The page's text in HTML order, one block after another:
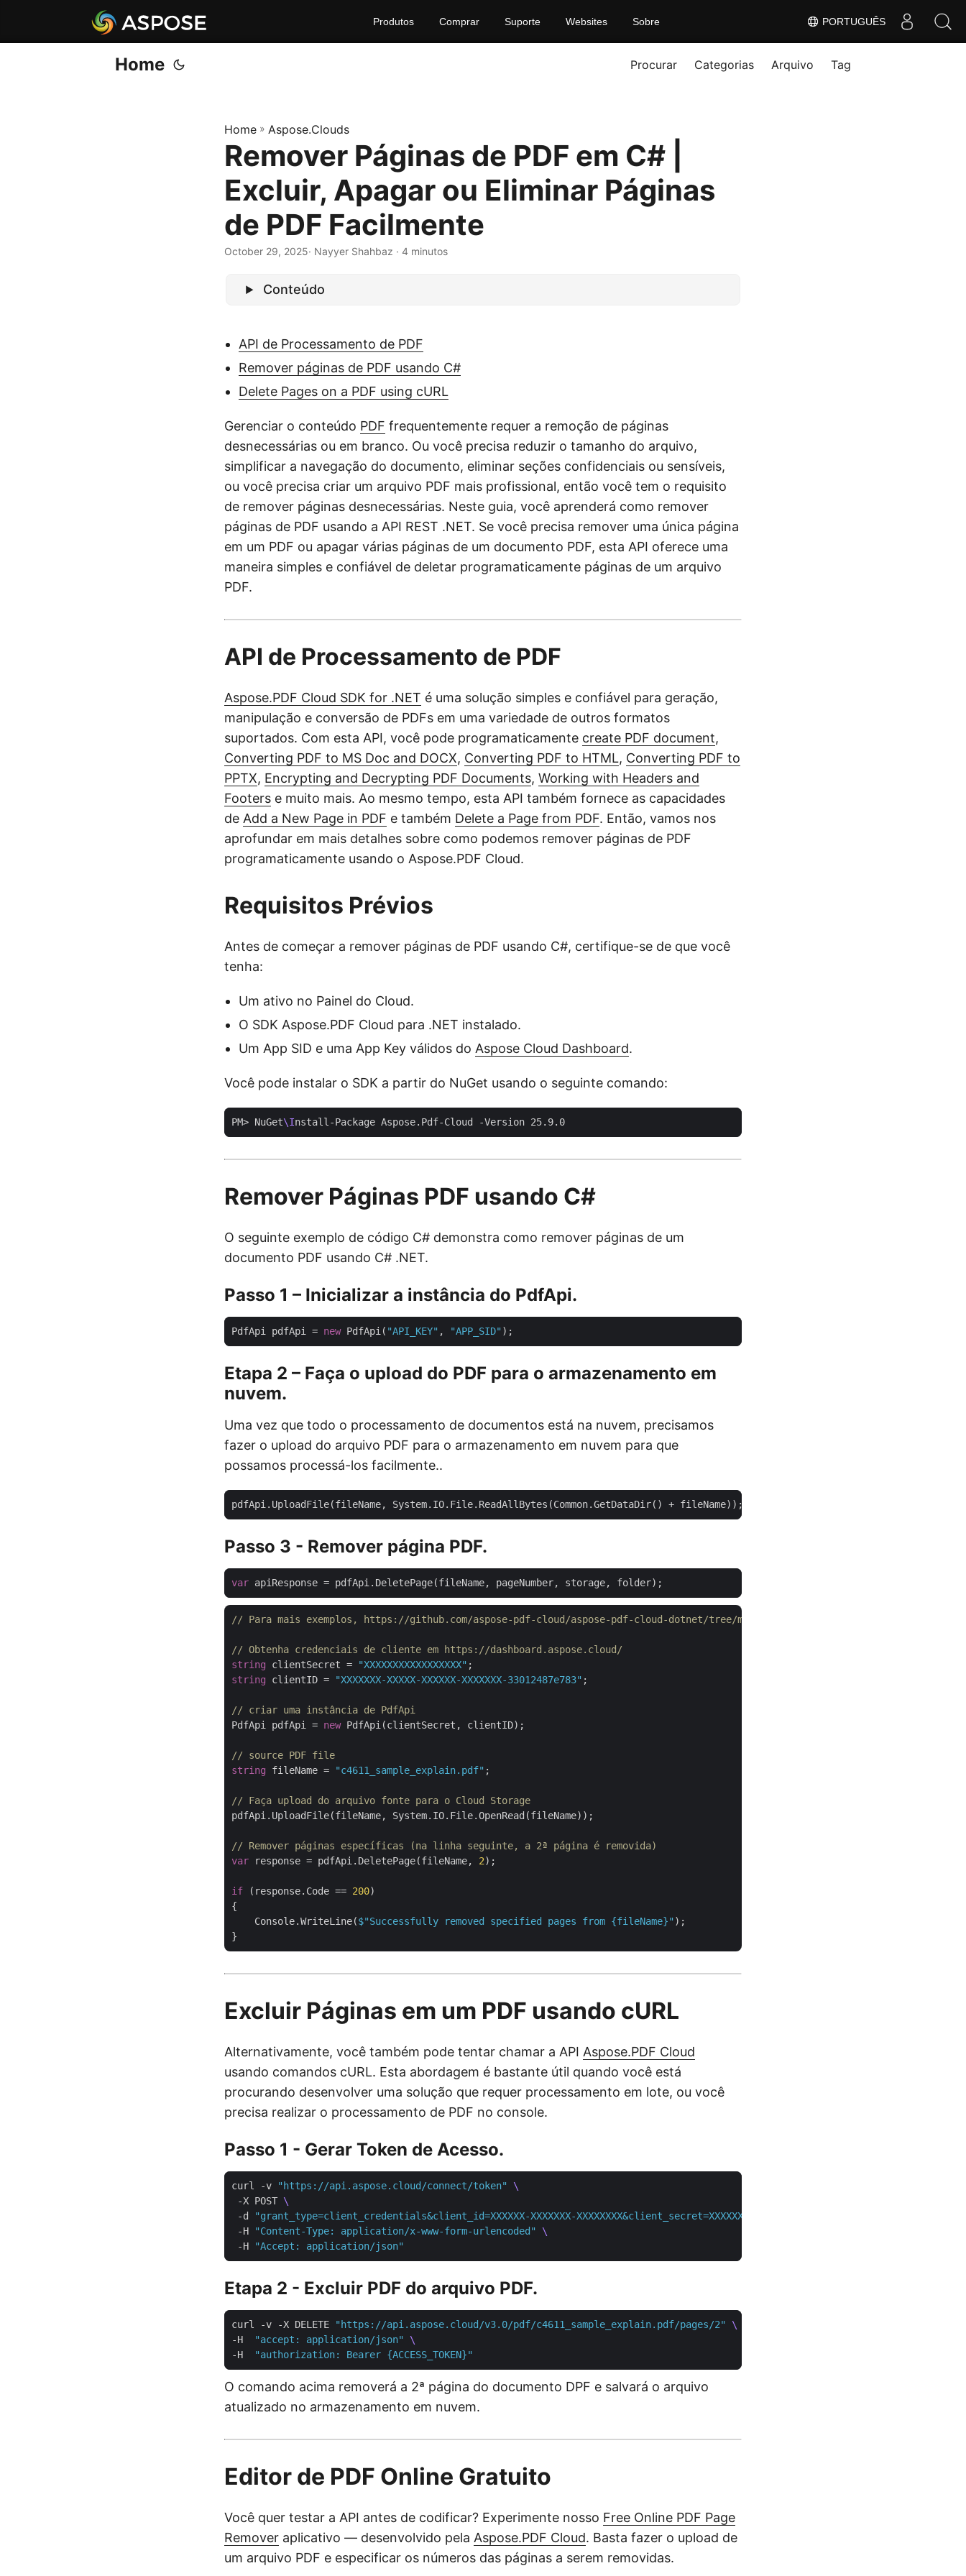
PORTUGUÊS
Produtos Comprar Suporte Websites Sobre
Home Procurar Categorias Arquivo Tag
Home » Aspose.Clouds
Remover Páginas de PDF em C# |
Excluir, Apagar ou Eliminar Páginas
de PDF Facilmente
October 29, 2025· Nayyer Shahbaz · 4 minutos
Conteúdo
API de Processamento de PDF
Remover páginas de PDF usando C#
Delete Pages on a PDF using cURL
Gerenciar o conteúdo PDF frequentemente requer a remoção de páginas
desnecessárias ou em branco. Ou você precisa reduzir o tamanho do arquivo,
simplificar a navegação do documento, eliminar seções confidenciais ou sensíveis,
ou você precisa criar um arquivo PDF mais profissional, então você tem o requisito
de remover páginas desnecessárias. Neste guia, você aprenderá como remover
páginas de PDF usando a API REST .NET. Se você precisa remover uma única página
em um PDF ou apagar várias páginas de um documento PDF, esta API oferece uma
maneira simples e confiável de deletar programaticamente páginas de um arquivo
PDF.
API de Processamento de PDF
Aspose.PDF Cloud SDK for .NET é uma solução simples e confiável para geração,
manipulação e conversão de PDFs em uma variedade de outros formatos
suportados. Com esta API, você pode programaticamente create PDF document,
Converting PDF to MS Doc and DOCX, Converting PDF to HTML, Converting PDF to
PPTX, Encrypting and Decrypting PDF Documents, Working with Headers and
Footers e muito mais. Ao mesmo tempo, esta API também fornece as capacidades
de Add a New Page in PDF e também Delete a Page from PDF. Então, vamos nos
aprofundar em mais detalhes sobre como podemos remover páginas de PDF
programaticamente usando o Aspose.PDF Cloud.
Requisitos Prévios
Antes de começar a remover páginas de PDF usando C#, certifique-se de que você
tenha:
Um ativo no Painel do Cloud.
O SDK Aspose.PDF Cloud para .NET instalado.
Um App SID e uma App Key válidos do Aspose Cloud Dashboard.
Você pode instalar o SDK a partir do NuGet usando o seguinte comando:
PM> NuGet\I
Remover Páginas PDF usando C#
O seguinte exemplo de código C# demonstra como remover páginas de um
documento PDF usando C# .NET.
Passo 1 – Inicializar a instância do PdfApi.
PdfApi pdfApi = new PdfApi( "API_KEY" , "APP_SID"
Etapa 2 – Faça o upload do PDF para o armazenamento em
nuvem.
Uma vez que todo o processamento de documentos está na nuvem, precisamos
fazer o upload do arquivo PDF para o armazenamento em nuvem para que
possamos processá-los facilmente..
Passo 3 - Remover página PDF.
var
// Para mais exemplos, https://github.com/aspose-pdf-cloud/aspose-pdf-cloud-dotnet/tree/master/Examples
// Obtenha credenciais de cliente em https://dashboard.aspose.cloud/
string clientSecret = "XXXXXXXXXXXXXXXXX"
string clientID = "XXXXXXX-XXXXX-XXXXXX-XXXXXXX-33012487e783" ;
// criar uma instância de PdfApi
PdfApi pdfApi = new PdfApi(clientSecret, clientID);
// source PDF file
string fileName = "c4611_sample_explain.pdf" ;
// Faça upload do arquivo fonte para o Cloud Storage
pdfApi.UploadFile(fileName, System.IO.File.OpenRead(fileName));
// Remover páginas específicas (na linha seguinte, a 2ª página é removida)
var response = pdfApi.DeletePage(fileName, 2);
if (response.Code == 200)
{
    Console.WriteLine(
$"Successfully removed specified pages from {fileName}" );
Excluir Páginas em um PDF usando cURL
Alternativamente, você também pode tentar chamar a API Aspose.PDF Cloud
usando comandos cURL. Esta abordagem é bastante útil quando você está
procurando desenvolver uma solução que requer processamento em lote, ou você
precisa realizar o processamento de PDF no console.
Passo 1 - Gerar Token de Acesso.
curl -v "https://api.aspose.cloud/connect/token"
-X POST
-d
"grant_type=client_credentials&client_id=XXXXXX-XXXXXXX-XXXXXXXX&client_secret=XXXXXXXXXX"
-H
"Content-Type: application/x-www-form-urlencoded"
-H
"Accept: application/json"
Etapa 2 - Excluir PDF do arquivo PDF.
curl -v -X DELETE "https://api.aspose.cloud/v3.0/pdf/c4611_sample_explain.pdf/pages/2"
-H
"accept: application/json"
-H
"authorization: Bearer {ACCESS_TOKEN}"
O comando acima removerá a 2ª página do documento DPF e salvará o arquivo
atualizado no armazenamento em nuvem.
Editor de PDF Online Gratuito
Você quer testar a API antes de codificar? Experimente nosso Free Online PDF Page
Remover aplicativo — desenvolvido pela Aspose.PDF Cloud. Basta fazer o upload de
um arquivo PDF e especificar os números das páginas a serem removidas.